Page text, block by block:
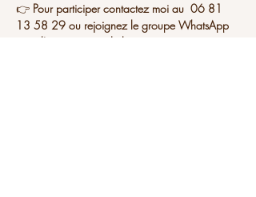
👉 Pour participer contactez moi au  06 81
13 58 29 ou rejoignez le groupe WhatsApp
pour l'organisation de la